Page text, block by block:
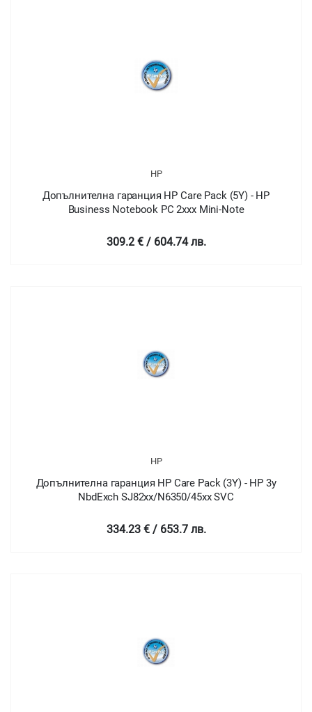
HP
Допълнителна гаранция HP Care Pack (5Y) - HP
Business Notebook PC 2xxx Mini-Note
309.2 € / 604.74 лв.
HP
Допълнителна гаранция HP Care Pack (3Y) - HP 3y
NbdExch SJ82xx/N6350/45xx SVC
334.23 € / 653.7 лв.